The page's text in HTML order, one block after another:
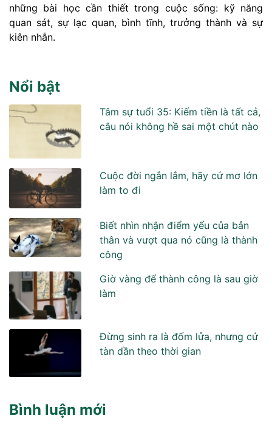
những bài học cần thiết trong cuộc sống: kỹ năng
quan sát, sự lạc quan, bình tĩnh, trưởng thành và sự
kiên nhẫn.
Nổi bật
Tâm sự tuổi 35: Kiếm tiền là tất cả,
câu nói không hề sai một chút nào
Cuộc đời ngắn lắm, hãy cứ mơ lớn
làm to đi
Biết nhìn nhận điểm yếu của bản
thân và vượt qua nó cũng là thành
công
Giờ vàng để thành công là sau giờ
làm
Đừng sinh ra là đốm lửa, nhưng cứ
tàn dần theo thời gian
Bình luận mới